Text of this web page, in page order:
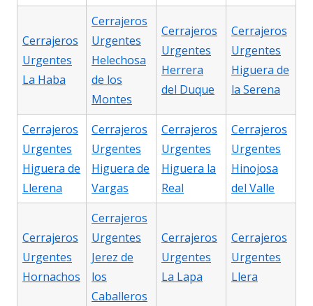
Cerrajeros
Urgentes
La Haba
Cerrajeros
Urgentes
Helechosa
de los
Montes
Cerrajeros
Urgentes
Herrera
del Duque
Cerrajeros
Urgentes
Higuera de
la Serena
Cerrajeros
Urgentes
Higuera de
Llerena
Cerrajeros
Urgentes
Higuera de
Vargas
Cerrajeros
Urgentes
Higuera la
Real
Cerrajeros
Urgentes
Hinojosa
del Valle
Cerrajeros
Urgentes
Hornachos
Cerrajeros
Urgentes
Jerez de
los
Caballeros
Cerrajeros
Urgentes
La Lapa
Cerrajeros
Urgentes
Llera